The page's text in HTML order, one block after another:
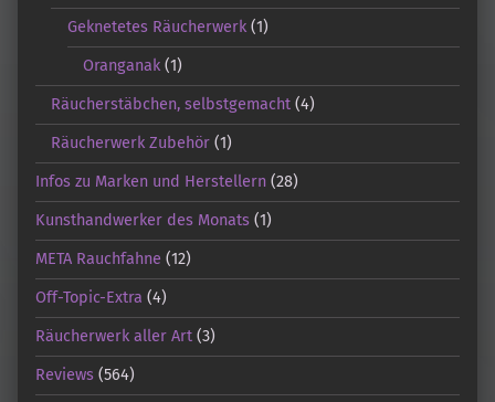
Geknetetes Räucherwerk(1)
Oranganak (1)
Räucherstäbchen, selbstgemacht (4)
Räucherwerk Zubehör (1)
Infos zu Marken und Herstellern (28)
Kunsthandwerker des Monats (1)
META Rauchfahne (12)
Off-Topic-Extra (4)
Räucherwerk aller Art (3)
Reviews (564)